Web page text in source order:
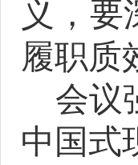
义 ， 要
履职质
会议
中国式